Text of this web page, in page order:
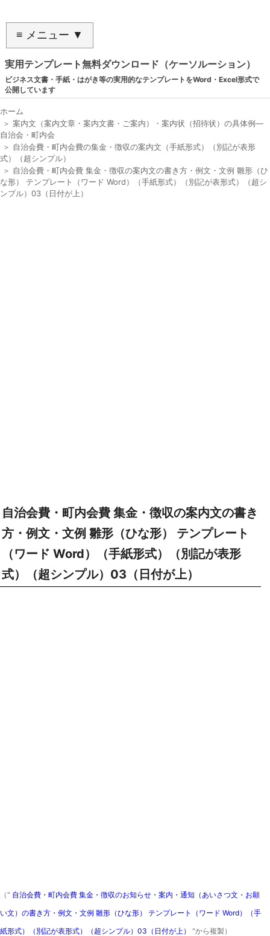
≡ メニュー ▼
実用テンプレート無料ダウンロード（ケーソルーション）
ビジネス文書・手紙・はがき等の実用的なテンプレートをWord・Excel形式で
公開しています
ホーム
＞ 案内文（案内文章・案内文書・ご案内）・案内状（招待状）の具体例―
自治会・町内会
＞ 自治会費・町内会費の集金・徴収の案内文（手紙形式）（別記が表形
式）（超シンプル）
＞ 自治会費・町内会費 集金・徴収の案内文の書き方・例文・文例 雛形（ひ
な形） テンプレート（ワード Word）（手紙形式）（別記が表形式）（超シ
ンプル）03（日付が上）
自治会費・町内会費 集金・徴収の案内文の書き
方・例文・文例 雛形（ひな形） テンプレート
（ワード Word）（手紙形式）（別記が表形
式）（超シンプル）03（日付が上）
（" 自治会費・町内会費 集金・徴収のお知らせ・案内・通知（あいさつ文・お願
い文）の書き方・例文・文例 雛形（ひな形） テンプレート（ワード Word）（手
紙形式）（別記が表形式）（超シンプル）03（日付が上） "から複製）